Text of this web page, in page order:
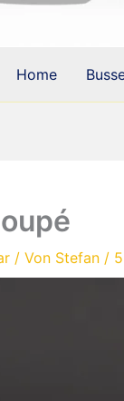
Home
/ Von Stefan /